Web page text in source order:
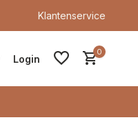
Klantenservice
Login
0